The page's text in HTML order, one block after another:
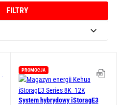
FILTRY
Karta katalogowa
PROMOCJA
System hybrydowy iStoragE3